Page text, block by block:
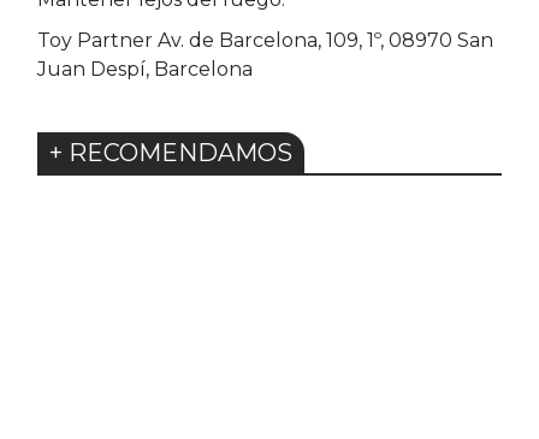
Toy Partner Av. de Barcelona, 109, 1º, 08970 San
Juan Despí, Barcelona
+ RECOMENDAMOS